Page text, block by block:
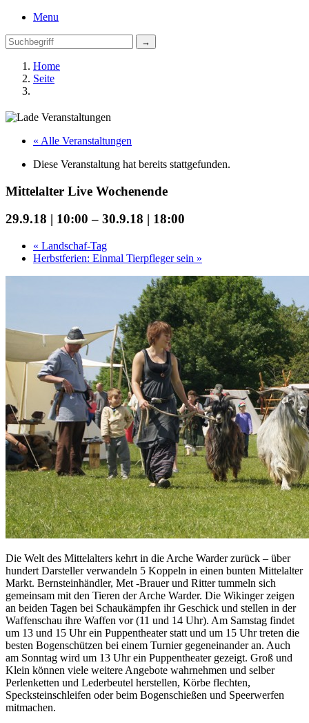
Menu
Home
Seite
« Alle Veranstaltungen
Diese Veranstaltung hat bereits stattgefunden.
Mittelalter Live Wochenende
29.9.18 | 10:00 – 30.9.18 | 18:00
« Landschaf-Tag
Herbstferien: Einmal Tierpfleger sein »
Die Welt des Mittelalters kehrt in die Arche Warder zurück – über
hundert Darsteller verwandeln 5 Koppeln in einen bunten Mittelalter
Markt. Bernsteinhändler, Met -Brauer und Ritter tummeln sich
gemeinsam mit den Tieren der Arche Warder. Die Wikinger zeigen
an beiden Tagen bei Schaukämpfen ihr Geschick und stellen in der
Waffenschau ihre Waffen vor (11 und 14 Uhr). Am Samstag findet
um 13 und 15 Uhr ein Puppentheater statt und um 15 Uhr treten die
besten Bogenschützen bei einem Turnier gegeneinander an. Auch
am Sonntag wird um 13 Uhr ein Puppentheater gezeigt. Groß und
Klein können viele weitere Angebote wahrnehmen und selber
Perlenketten und Lederbeutel herstellen, Körbe flechten,
Specksteinschleifen oder beim Bogenschießen und Speerwerfen
mitmachen.